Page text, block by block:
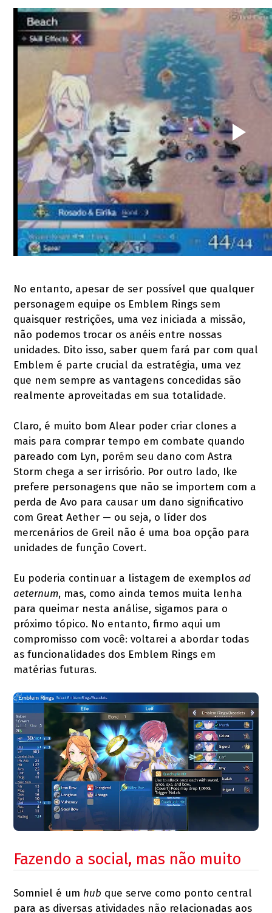
No entanto, apesar de ser possível que qualquer
personagem equipe os Emblem Rings sem
quaisquer restrições, uma vez iniciada a missão,
não podemos trocar os anéis entre nossas
unidades. Dito isso, saber quem fará par com qual
Emblem é parte crucial da estratégia, uma vez
que nem sempre as vantagens concedidas são
realmente aproveitadas em sua totalidade.
Claro, é muito bom Alear poder criar clones a
mais para comprar tempo em combate quando
pareado com Lyn, porém seu dano com Astra
Storm chega a ser irrisório. Por outro lado, Ike
prefere personagens que não se importem com a
perda de Avo para causar um dano significativo
com Great Aether — ou seja, o líder dos
mercenários de Greil não é uma boa opção para
unidades de função Covert.
Eu poderia continuar a listagem de exemplosad
aeternum, mas, como ainda temos muita lenha
para queimar nesta análise, sigamos para o
próximo tópico. No entanto, firmo aqui um
compromisso com você: voltarei a abordar todas
as funcionalidades dos Emblem Rings em
matérias futuras.
Fazendo a social, mas não muito
Somniel é um hub que serve como ponto central
para as diversas atividades não relacionadas aos